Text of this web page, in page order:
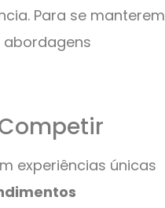
Para se manterem
abordagens
experiências únicas